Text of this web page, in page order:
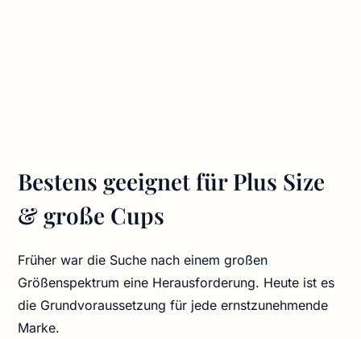
Bestens geeignet für Plus Size
& große Cups
Früher war die Suche nach einem großen
Größenspektrum eine Herausforderung. Heute ist es
die Grundvoraussetzung für jede ernstzunehmende
Marke.